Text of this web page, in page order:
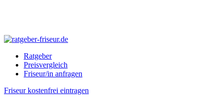
Ratgeber
Preisvergleich
Friseur/in anfragen
Friseur kostenfrei eintragen